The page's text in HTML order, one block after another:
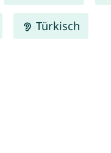
Türkisch